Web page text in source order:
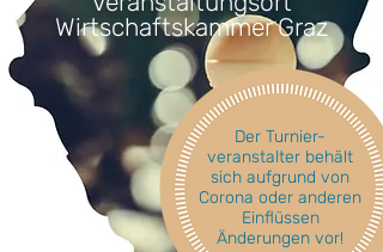
Wirtschaftskammer Graz
Der Turnier-
veranstalter behält
sich aufgrund von
Corona oder anderen
Einflüssen
Änderungen vor!